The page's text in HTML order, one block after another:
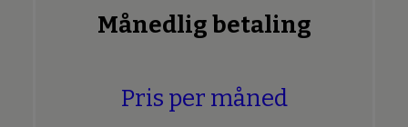
Månedlig betaling
Pris per måned